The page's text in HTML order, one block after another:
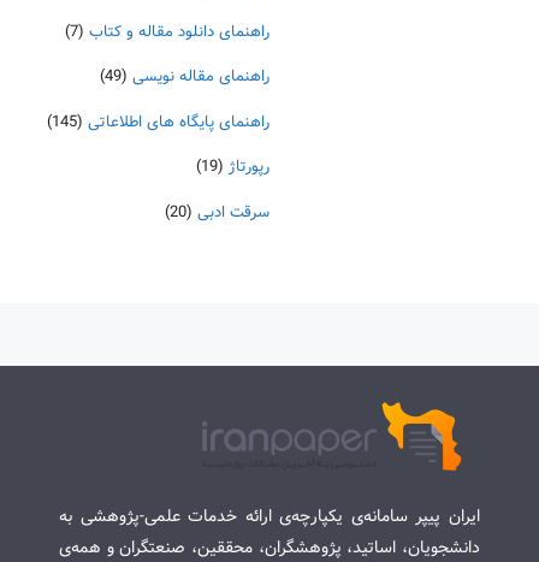
راهنمای دانلود مقاله و کتاب (7)
راهنمای مقاله نویسی (49)
راهنمای پایگاه های اطلاعاتی (145)
رپورتاژ (19)
سرقت ادبی (20)
ایران پیپر سامانه‌ی یکپارچه‌ی ارائه خدمات علمی-پژوهشی به
دانشجویان، اساتید، پژوهشگران، محققین، صنعتگران و همه‌ی